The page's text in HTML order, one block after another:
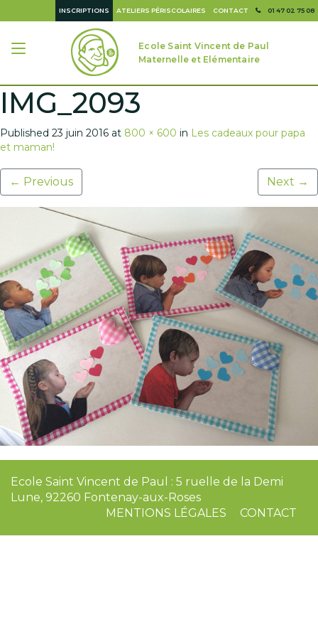
01 47 02 75 08
CONTACT
ATELIERS PÉRISCOLAIRES
INSCRIPTIONS
Ecole Saint Vincent de Paul
Maternelle et Elémentaire
IMG_2093
Published 23 juin 2016 at 800 × 600 in Les cadeaux pour papa
et maman!
← Previous Next →
Ecole Saint Vincent de Paul : 5 ruelle de la Demi
Lune, 92260 Fontenay-aux-Roses
MENTIONS LÉGALES
CONTACT